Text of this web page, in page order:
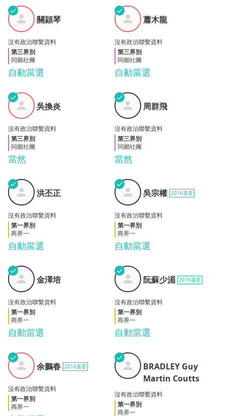
關頴
琴
✓
自動當選
關頴琴
沒有政治聯繫資料
第三界別
同鄉社團
蕭木
龍
✓
自動當選
蕭木龍
沒有政治聯繫資料
第三界別
同鄉社團
吳換
炎
✓
當然
吳換炎
沒有政治聯繫資料
第三界別
同鄉社團
周群
飛
✓
當然
周群飛
沒有政治聯繫資料
第三界別
同鄉社團
洪丕
正
✓
自動當選
洪丕正
沒有政治聯繫資料
第一界別
商界一
吳宗
權
✓
自動當選
吳宗權 2016選委
沒有政治聯繫資料
第一界別
商界一
金澤
培
✓
自動當選
金澤培
沒有政治聯繫資料
第一界別
商界一
阮蘇
少湄
✓
自動當選
阮蘇少湄 2016選委
沒有政治聯繫資料
第一界別
商界一
余鵬
春
✓
余鵬春 2016選委
沒有政治聯繫資料
第一界別
商界一
Guy
Martin
✓
BRADLEY Guy
Martin Coutts
沒有政治聯繫資料
第一界別
商界一